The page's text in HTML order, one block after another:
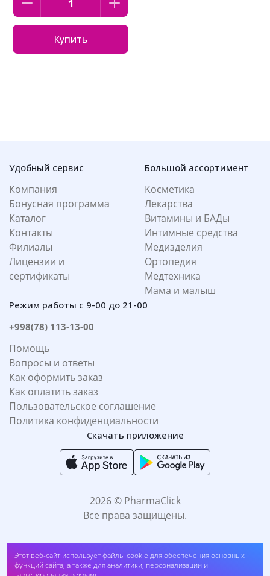
Этот веб-сайт использует файлы cookie для обеспечения основных
функций сайта, а также для аналитики, персонализации и
Кеторол гель 2% 30г (V260103##2 809)
Купить
Удобный сервис
Компания
Бонусная программа
Каталог
Контакты
Филиалы
Лицензии и
сертификаты
Большой ассортимент
Косметика
Лекарства
Витамины и БАДы
Интимные средства
Медизделия
Ортопедия
Медтехника
Мама и малыш
Режим работы с 9-00 до 21-00
+998(78) 113-13-00
Помощь
Вопросы и ответы
Как оформить заказ
Как оплатить заказ
Пользовательское соглашение
Политика конфиденциальности
Скачать приложение
2026 © PharmaClick
Все права защищены.